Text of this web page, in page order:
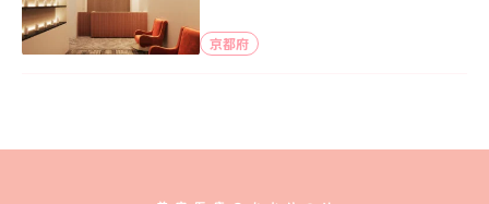
京都府